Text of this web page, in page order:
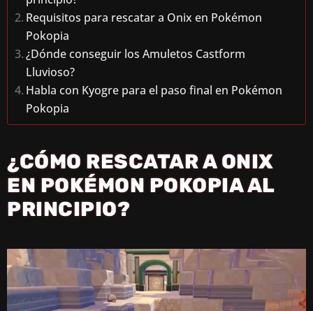
Requisitos para rescatar a Onix en Pokémon
Pokopia
¿Dónde conseguir los Amuletos Castform
Lluvioso?
Habla con Kyogre para el paso final en Pokémon
Pokopia
¿CÓMO RESCATAR A ONIX
EN POKÉMON POKOPIA AL
PRINCIPIO?